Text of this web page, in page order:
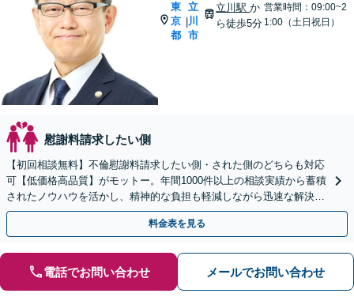
東
京
都
|
立
川
市
立川駅か
ら徒歩5分
営業時間：09:00~2
1:00（土日祝日）
慰謝料請求したい側
【初回相談無料】不倫慰謝料請求したい側・された側のどちらも対応
可【低価格高品質】がモットー。年間1000件以上の相談実績から蓄積
されたノウハウを活かし、精神的な負担も軽減しながら迅速な解決を
目指します。【休日・夜間相談あり】【ビデオ面談可】
料金表を見る
電話でお問い合わせ メールでお問い合わせ